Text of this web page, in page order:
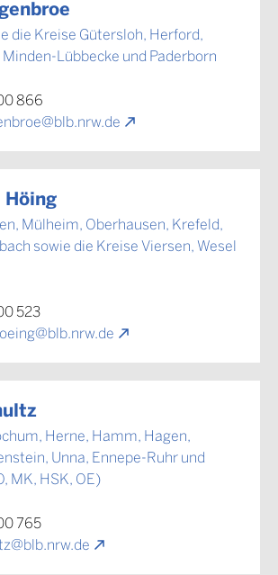
die Kreise Gütersloh, Herford,
Lübbecke und Paderborn
866
Höing
Mülheim, Oberhausen, Krefeld,
sowie die Kreise Viersen, Wesel
523
Herne, Hamm, Hagen,
Unna, Ennepe-Ruhr und
MK, HSK, OE)
765